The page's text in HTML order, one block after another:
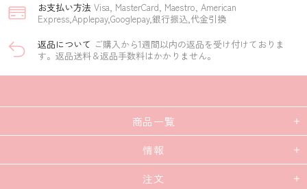
お支払い方​法 Visa, MasterCard, Maestro, American
Express,Applepay,Googlepay,銀行振込,代金引換
返品に​ついて​ ご購入から1週間以内の返品を受け付けておりま
す。返品送料＆返品手数料はかかりません。
商品一覧
情報
注文